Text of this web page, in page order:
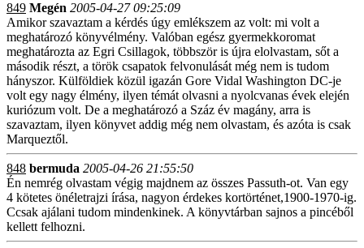
849 Megén 2005-04-27 09:25:09
Amikor szavaztam a kérdés úgy emlékszem az volt: mi volt a
meghatározó könyvélmény. Valóban egész gyermekkoromat
meghatározta az Egri Csillagok, többször is újra elolvastam, sőt a
második részt, a török csapatok felvonulását még nem is tudom
hányszor. Külföldiek közül igazán Gore Vidal Washington DC-je
volt egy nagy élmény, ilyen témát olvasni a nyolcvanas évek elején
kuriózum volt. De a meghatározó a Száz év magány, arra is
szavaztam, ilyen könyvet addig még nem olvastam, és azóta is csak
Marqueztől.
848 bermuda 2005-04-26 21:55:50
Én nemrég olvastam végig majdnem az összes Passuth-ot. Van egy
4 kötetes önéletrajzi írása, nagyon érdekes kortörténet,1900-1970-ig.
Ccsak ajálani tudom mindenkinek. A könyvtárban sajnos a pincéből
kellett felhozni.